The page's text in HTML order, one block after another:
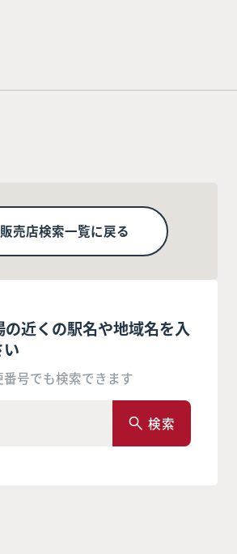
販売店検索一覧に戻る
の近くの駅名や地域名を入
番号でも検索できます
検索